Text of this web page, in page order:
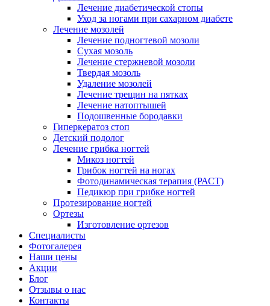
Лечение диабетической стопы
Уход за ногами при сахарном диабете
Лечение мозолей
Лечение подногтевой мозоли
Сухая мозоль
Лечение стержневой мозоли
Твердая мозоль
Удаление мозолей
Лечение трещин на пятках
Лечение натоптышей
Подошвенные бородавки
Гиперкератоз стоп
Детский подолог
Лечение грибка ногтей
Микоз ногтей
Грибок ногтей на ногах
Фотодинамическая терапия (РАСТ)
Педикюр при грибке ногтей
Протезирование ногтей
Ортезы
Изготовление ортезов
Специалисты
Фотогалерея
Наши цены
Акции
Блог
Отзывы о нас
Контакты